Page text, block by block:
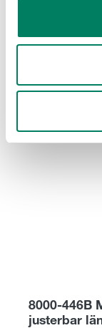
8000-446B
justerbar